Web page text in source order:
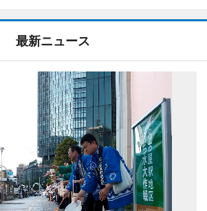
最新ニュース